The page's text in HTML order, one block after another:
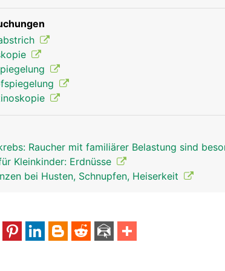
Luftröhre Frau
Raucher mit familiärer Belastung sind
Kleinkinder: Erdnüsse
bei Husten, Schnupfen, Heiserkeit